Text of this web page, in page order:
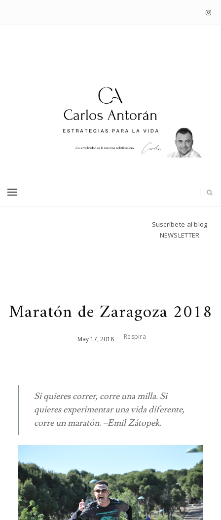
Suscríbete al blog
NEWSLETTER
Maratón de Zaragoza 2018
May 17,2018 - Respira
Si quieres correr, corre una milla. Si
quieres experimentar una vida diferente,
corre un maratón. –Emil Zátopek.